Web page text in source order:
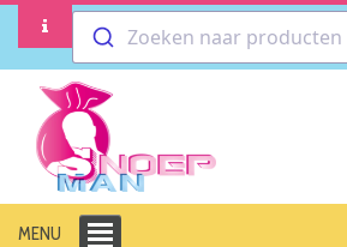
Zoeken naar producten
MENU